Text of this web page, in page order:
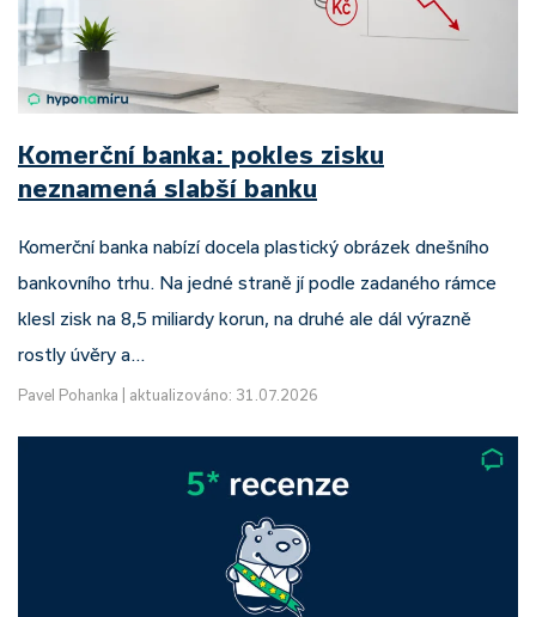
Komerční banka: pokles zisku
neznamená slabší banku
Komerční banka nabízí docela plastický obrázek dnešního
bankovního trhu. Na jedné straně jí podle zadaného rámce
klesl zisk na 8,5 miliardy korun, na druhé ale dál výrazně
rostly úvěry a…
Pavel Pohanka aktualizováno: 31.07.2026